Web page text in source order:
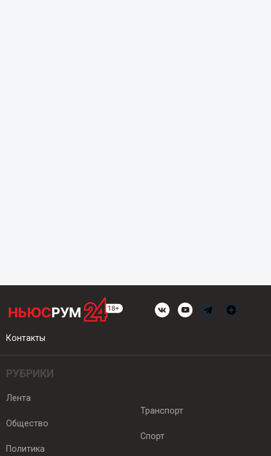
Контакты
РУБРИКИ
Лента
Общество
Политика
Транспорт
Спорт